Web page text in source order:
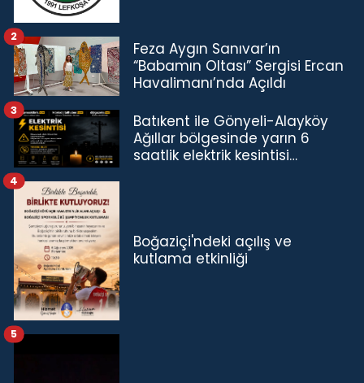
Feza Aygın Sanıvar’ın
“Babamın Oltası” Sergisi Ercan
Havalimanı’nda Açıldı
2
Batıkent ile Gönyeli-Alayköy
Ağıllar bölgesinde yarın 6
saatlik elektrik kesintisi…
3
Boğaziçi'ndeki açılış ve
kutlama etkinliği
4
5